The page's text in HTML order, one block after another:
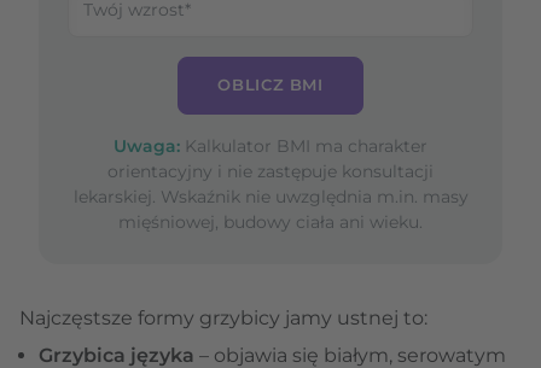
OBLICZ BMI
Uwaga: Kalkulator BMI ma charakter
orientacyjny i nie zastępuje konsultacji
lekarskiej. Wskaźnik nie uwzględnia m.in. masy
mięśniowej, budowy ciała ani wieku.
Najczęstsze formy grzybicy jamy ustnej to:
Grzybica języka – objawia się białym, serowatym